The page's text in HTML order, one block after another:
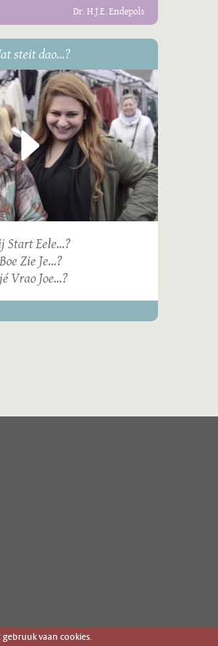
Dr. H.J.E. Endepols
steit dao...?
Start Eele...?
Boe Zie Je...?
Vrao Joe...?
vaan cookies.